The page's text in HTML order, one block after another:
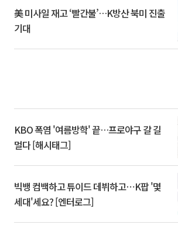
美 미사일 재고 ‘빨간불’…K방산 북미 진출
기대
KBO 폭염 '여름방학' 끝…프로야구 갈 길
멀다 [해시태그]
빅뱅 컴백하고 튜이드 데뷔하고⋯K팝 '몇
세대'세요? [엔터로그]